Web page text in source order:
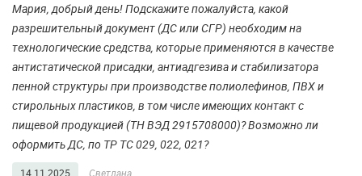
Мария, добрый день! Подскажите пожалуйста, какой
разрешительный документ (ДС или СГР) необходим на
технологические средства, которые применяются в качестве
антистатической присадки, антиадгезива и стабилизатора
пенной структуры при производстве полиолефинов, ПВХ и
стирольных пластиков, в том числе имеющих контакт с
пищевой продукцией (ТН ВЭД 2915708000)? Возможно ли
оформить ДС, по ТР ТС 029, 022, 021?
14.11.2025 Светлана